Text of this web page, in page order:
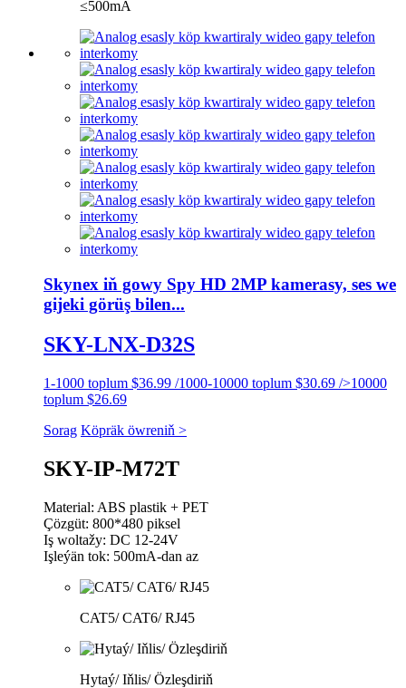
≤500mA
Skynex iň gowy Spy HD 2MP kamerasy, ses we
gijeki görüş bilen...
SKY-LNX-D32S
1-1000 toplum $36.99 /1000-10000 toplum $30.69 />10000
toplum $26.69
Sorag Köpräk öwreniň >
SKY-IP-M72T
Material: ABS plastik + PET
Çözgüt: 800*480 piksel
Iş woltažy: DC 12-24V
Işleýän tok: 500mA-dan az
CAT5/ CAT6/ RJ45
Hytaý/ Iňlis/ Özleşdiriň